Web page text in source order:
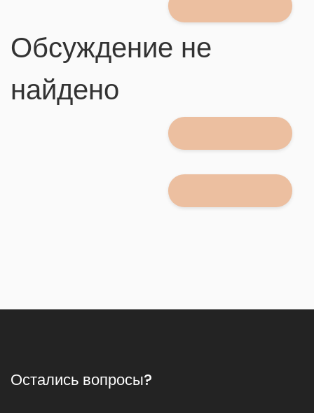
Обсуждение не
найдено
Остались вопросы?